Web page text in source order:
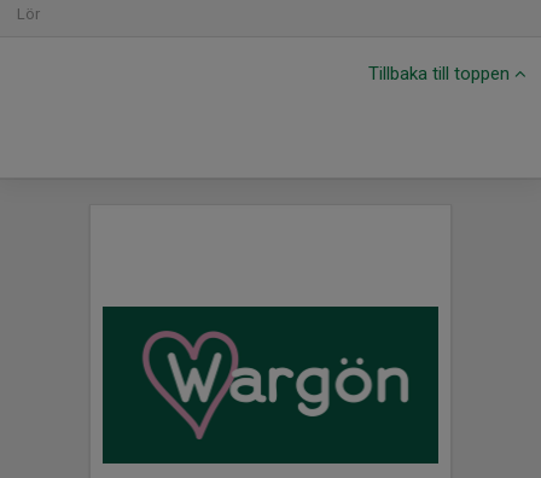
Lör
Tillbaka till toppen